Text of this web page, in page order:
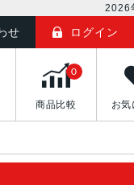
2026
せ ログイン
商品比較
0
お気